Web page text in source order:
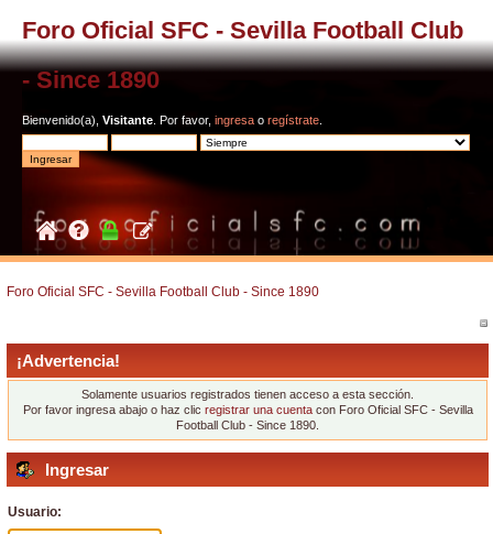
Foro Oficial SFC - Sevilla Football Club
- Since 1890
Bienvenido(a), Visitante . Por favor, ingresa o regístrate
Foro Oficial SFC - Sevilla Football Club - Since 1890
¡Advertencia!
Solamente usuarios registrados tienen acceso a esta sección.
Por favor ingresa abajo o haz clic registrar una cuentacon Foro Oficial SFC - Sevilla
Football Club - Since 1890.
Ingresar
Usuario: